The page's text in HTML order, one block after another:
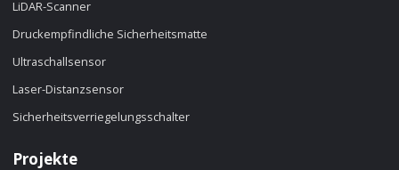
LiDAR-Scanner
Druckempfindliche Sicherheitsmatte
Ultraschallsensor
Laser-Distanzsensor
Sicherheitsverriegelungsschalter
Projekte